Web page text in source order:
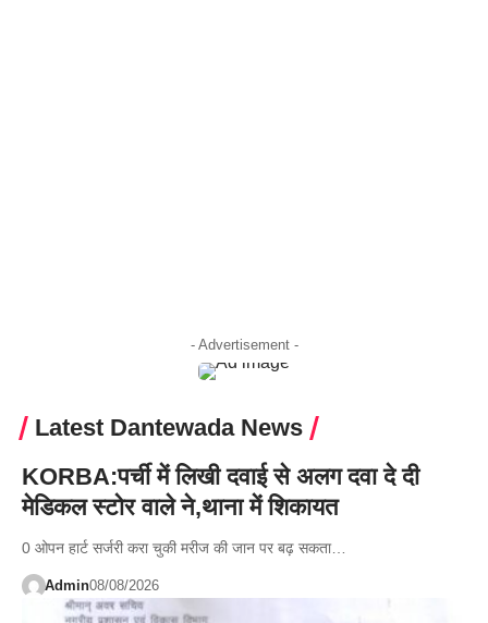
- Advertisement -
Latest Dantewada News
KORBA:पर्ची में लिखी दवाई से अलग दवा दे दी
मेडिकल स्टोर वाले ने,थाना में शिकायत
0 ओपन हार्ट सर्जरी करा चुकी मरीज की जान पर बढ़ सकता…
Admin08/08/2026